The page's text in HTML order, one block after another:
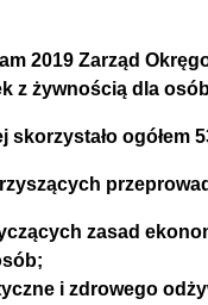
2019 Zarząd
z żywnością dla
ogółem
zasad
i zdrowego